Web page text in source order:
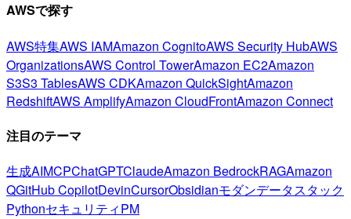
AWSで探す
AWS特集AWS IAMAmazon CognitoAWS Security HubAWS
OrganizationsAWS Control TowerAmazon EC2Amazon
S3S3 TablesAWS CDKAmazon QuickSightAmazon
RedshiftAWS AmplifyAmazon CloudFrontAmazon Connect
注目のテーマ
生成AIMCPChatGPTClaudeAmazon BedrockRAGAmazon
QGitHub CopilotDevinCursorObsidianモダンデータスタック
PythonセキュリティPM